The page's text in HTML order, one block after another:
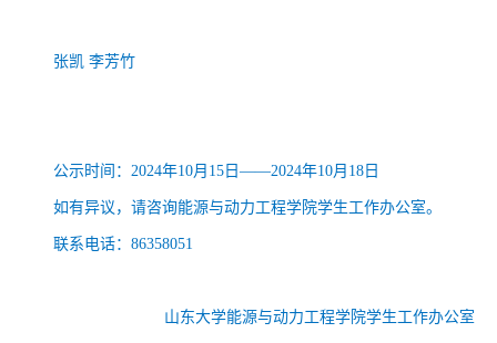
张凯 李芳竹
公示时间： 2024年10月 15 日 ——2024年10月 1 8 日
如有异议，请咨询能源与动力工程学院学生工作办公室。
联系电话： 86358051
山东大学能源与动力工程学院学生工作办公室